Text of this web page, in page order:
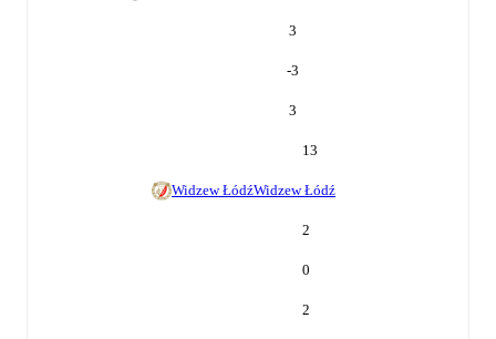
3
-3
3
13
Widzew ŁódźWidzew Łódź
2
0
2